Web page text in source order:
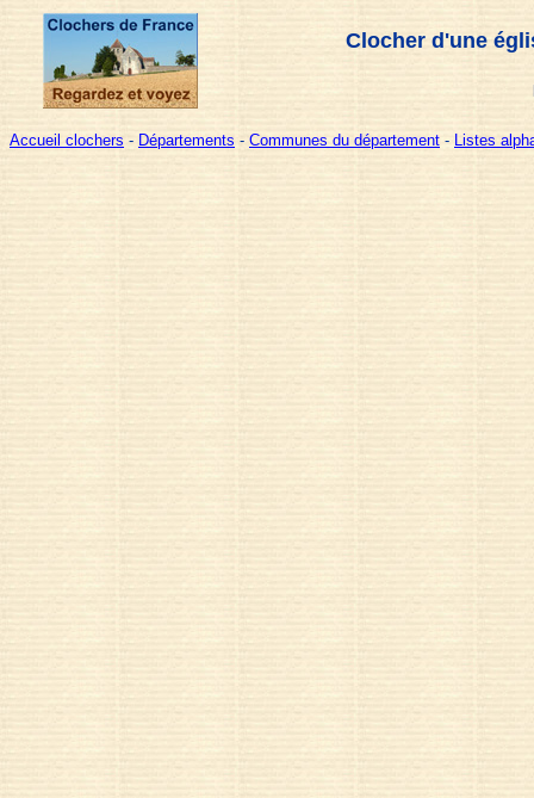
Clocher d'une
Accueil clochers - Départements - Communes du département - Listes